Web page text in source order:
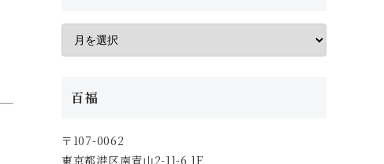
百福
〒107-0062
東京都港区南青山2-11-6 1F